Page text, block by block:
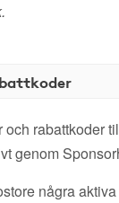
rabattkoder
genom
några